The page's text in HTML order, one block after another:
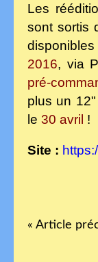
Les
sont sortis
2016, via
pré-
plus un
le 30 avril !
Site :
« Article